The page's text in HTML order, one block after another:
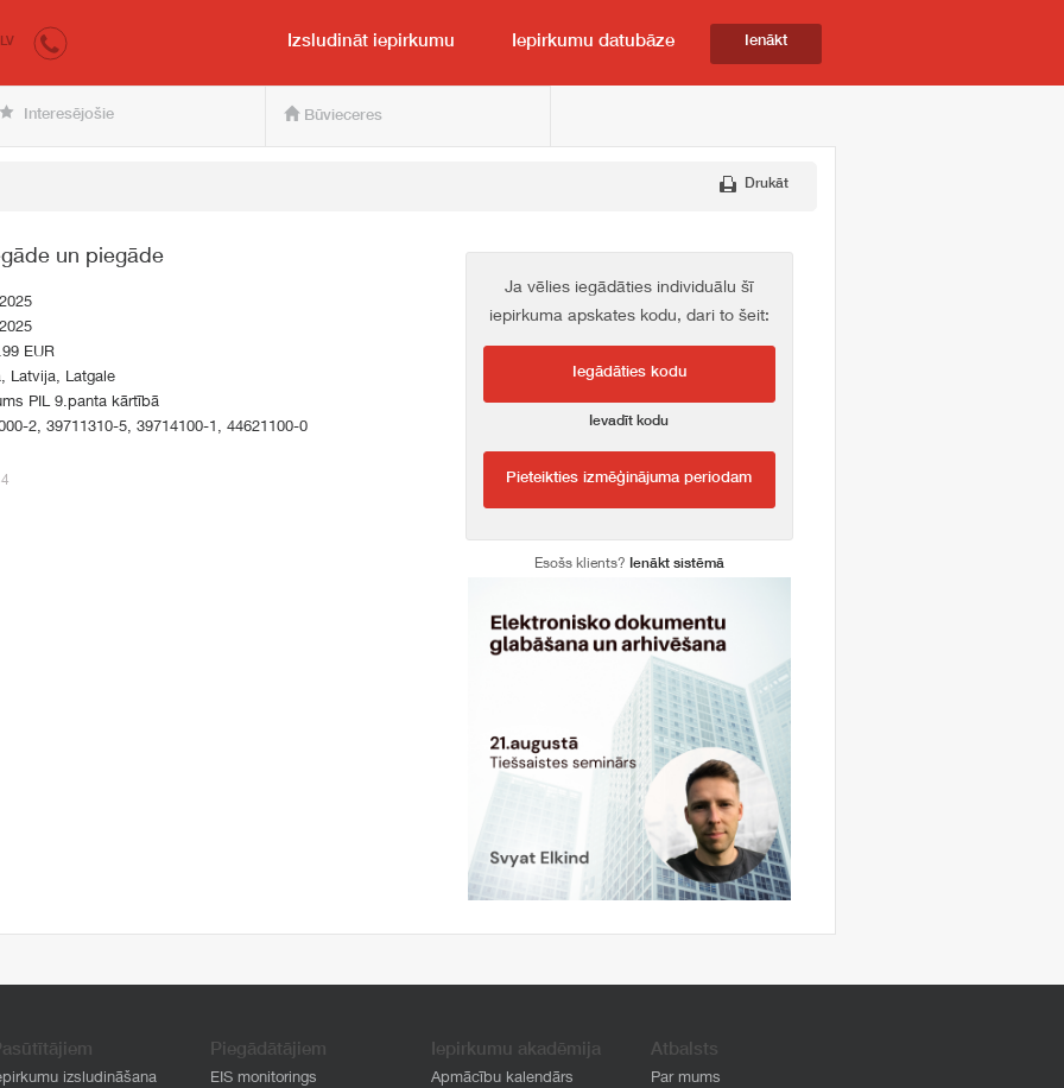
pircējam un pārdevējam
LV Izsludināt iepirkumu Iepirkumu datubāze Ienākt
Interesējošie Būvieceres
Drukāt
un piegāde
EUR
Latvija, Latgale
PIL 9.panta kārtībā
2, 39711310-5, 39714100-1, 44621100-0
Ja vēlies iegādāties individuālu šī
iepirkuma apskates kodu, dari to šeit:
Iegādāties kodu
Ievadīt kodu
Pieteikties izmēģinājuma periodam
Esošs klients? Ienākt sistēmā
izsludināšana
Piegādātājiem
EIS monitorings
Iepirkumu akadēmija
Apmācību kalendārs
Atbalsts
Par mums